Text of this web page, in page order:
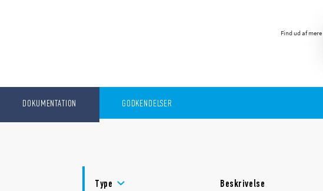
Find ud af mere
DOKUMENTATION GODKENDELSER
Type Beskrivelse